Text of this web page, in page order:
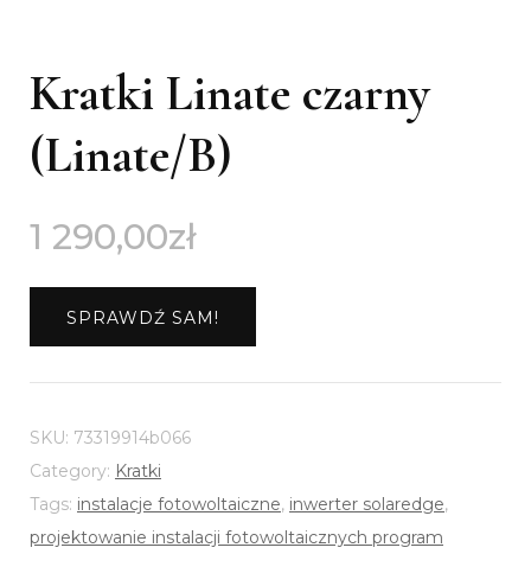
Kratki Linate czarny
(Linate/B)
1 290,00zł
SPRAWDŹ SAM!
SKU: 73319914b066
Category: Kratki
Tags: instalacje fotowoltaiczne, inwerter solaredge,
projektowanie instalacji fotowoltaicznych program